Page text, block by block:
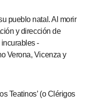
pueblo natal. Al morir
y dirección de
-
Verona, Vicenza y
Teatinos’ (o Clérigos